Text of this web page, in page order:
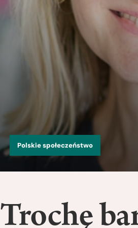
Polskie społeczeństwo
Trochę